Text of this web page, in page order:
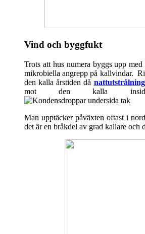
Vind och byggfukt
Trots att hus numera byggs upp
mikrobiella angrepp på kallvindar.
den kalla årstiden då nattutstrålning
mot den kalla
Man upptäcker påväxten oftast i
det är en bråkdel av grad kallare och